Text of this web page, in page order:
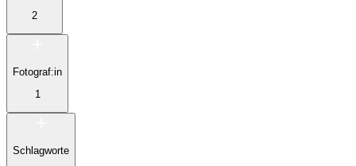
2
Fotograf:in
1
Schlagworte